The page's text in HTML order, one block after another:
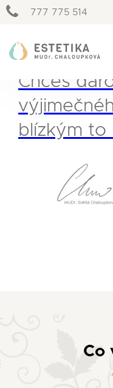
777 775 514
Chceš
blízkým to
Co